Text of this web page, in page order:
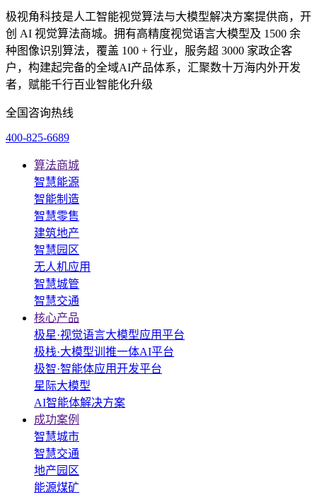
极视角科技是人工智能视觉算法与大模型解决方案提供商，开
创 AI 视觉算法商城。拥有高精度视觉语言大模型及 1500 余
种图像识别算法，覆盖 100 + 行业，服务超 3000 家政企客
户，构建起完备的全域AI产品体系，汇聚数十万海内外开发
者，赋能千行百业智能化升级
全国咨询热线
400-825-6689
算法商城
智慧能源
智能制造
智慧零售
建筑地产
智慧园区
无人机应用
智慧城管
智慧交通
核心产品
极星·视觉语言大模型应用平台
极栈·大模型训推一体AI平台
极智·智能体应用开发平台
星际大模型
AI智能体解决方案
成功案例
智慧城市
智慧交通
地产园区
能源煤矿